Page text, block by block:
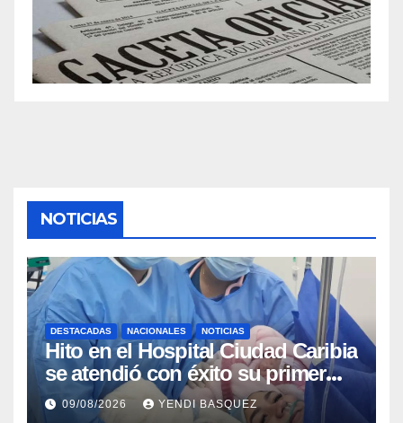
NOTICIAS
DESTACADAS NACIONALES NOTICIAS
Hito en el Hospital Ciudad Caribia
se atendió con éxito su primer
parto gemelar
09/08/2026 YENDI BASQUEZ